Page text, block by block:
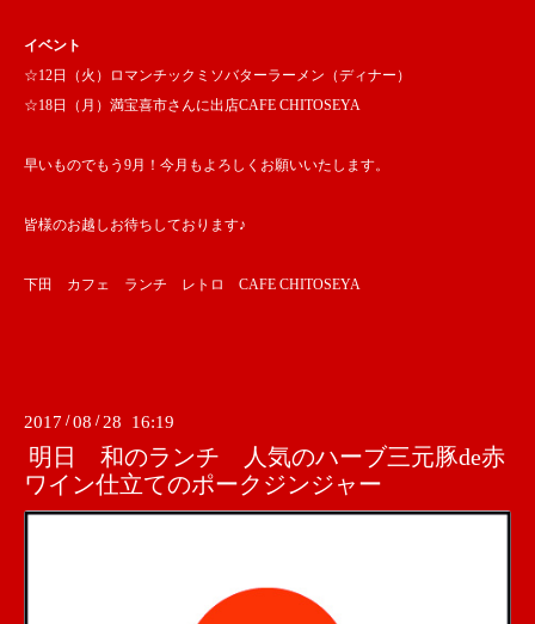
イベント
☆12日（火）ロマンチックミソバターラーメン（ディナー）
☆18日（月）満宝喜市さんに出店CAFE CHITOSEYA
早いものでもう9月！今月もよろしくお願いいたします。
皆様のお越しお待ちしております♪
下田 カフェ ランチ レトロ CAFE CHITOSEYA
2017 /08 / 28 16:19
明日 和のランチ 人気のハーブ三元豚de赤
ワイン仕立てのポークジンジャー